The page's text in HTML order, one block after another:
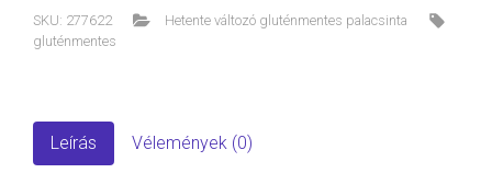
SKU: 277622
Hetente változó gluténmentes palacsinta
gluténmentes
Leírás Vélemények (0)